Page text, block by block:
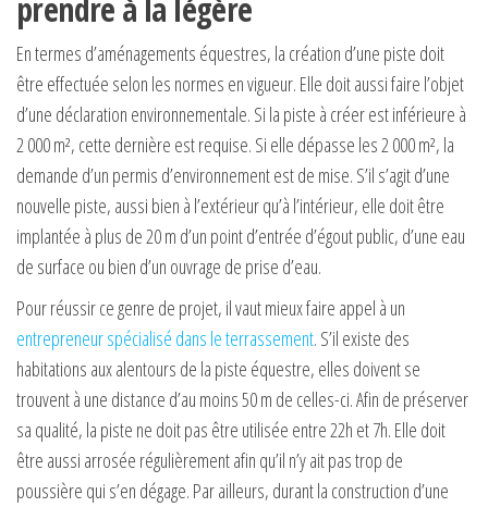
prendre à la légère
En termes d’aménagements équestres, la création d’une piste doit
être effectuée selon les normes en vigueur. Elle doit aussi faire l’objet
d’une déclaration environnementale. Si la piste à créer est inférieure à
2 000 m², cette dernière est requise. Si elle dépasse les 2 000 m², la
demande d’un permis d’environnement est de mise. S’il s’agit d’une
nouvelle piste, aussi bien à l’extérieur qu’à l’intérieur, elle doit être
implantée à plus de 20 m d’un point d’entrée d’égout public, d’une eau
de surface ou bien d’un ouvrage de prise d’eau.
Pour réussir ce genre de projet, il vaut mieux faire appel à un
entrepreneur spécialisé dans le terrassement. S’il existe des
habitations aux alentours de la piste équestre, elles doivent se
trouvent à une distance d’au moins 50 m de celles-ci. Afin de préserver
sa qualité, la piste ne doit pas être utilisée entre 22h et 7h. Elle doit
être aussi arrosée régulièrement afin qu’il n’y ait pas trop de
poussière qui s’en dégage. Par ailleurs, durant la construction d’une